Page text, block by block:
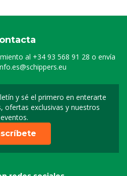
al +34 93 568 91 28 o envía
y sé el primero en enterarte
ofertas exclusivas y nuestros
eventos.
Suscripción a nuestro